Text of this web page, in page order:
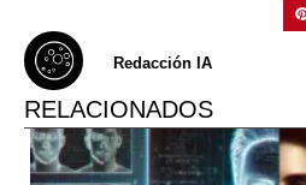
Redacción IA
RELACIONADOS